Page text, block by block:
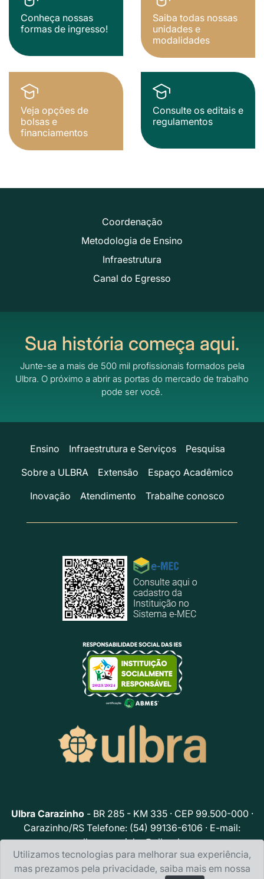
Conheça nossas
formas de ingresso!
Saiba todas nossas
unidades e
modalidades
Veja opções de
bolsas e
financiamentos
Consulte os editais e
regulamentos
Coordenação
Metodologia de Ensino
Infraestrutura
Canal do Egresso
Sua história começa aqui.
Junte-se a mais de 500 mil profissionais formados pela
Ulbra. O próximo a abrir as portas do mercado de trabalho
pode ser você.
Ensino Infraestrutura e Serviços
Pesquisa
Sobre a ULBRA
Extensão
Espaço Acadêmico
Inovação
Atendimento Trabalhe conosco
Ulbra Carazinho- BR 285 - KM 335 · CEP 99.500-000 ·
Carazinho/RS Telefone: (54) 99136-6106 · E-mail:
ulbracarazinho@ulbra.br
Política de privacidade
Utilizamos tecnologias para melhorar sua experiência,
mas prezamos pela privacidade, saiba mais em nossa